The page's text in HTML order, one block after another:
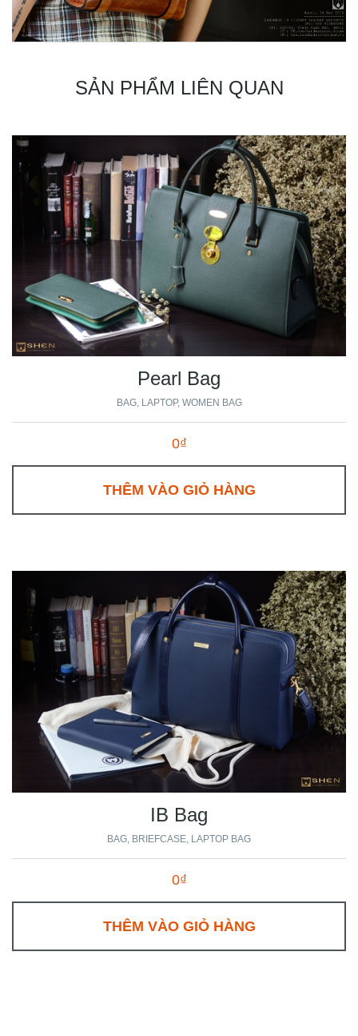
SẢN PHẨM LIÊN QUAN
Pearl Bag
BAG LAPTOP WOMEN BAG
0₫
THÊM VÀO GIỎ HÀNG
IB Bag
BAG BRIEFCASE LAPTOP BAG
0₫
THÊM VÀO GIỎ HÀNG